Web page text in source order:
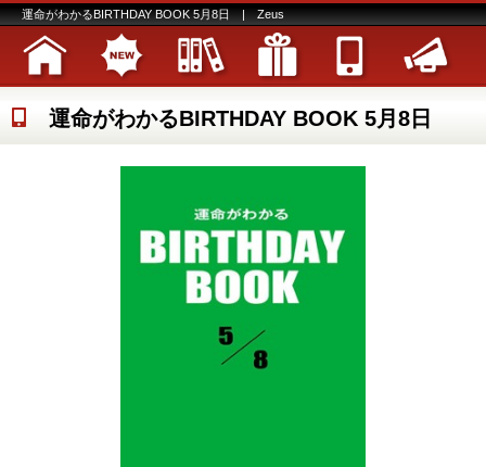
運命がわかるBIRTHDAY BOOK 5月8日 | Zeus
運命がわかるBIRTHDAY BOOK 5月8日